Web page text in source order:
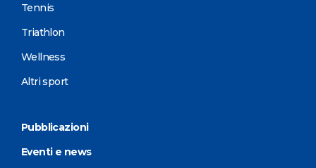
Tennis
Triathlon
Wellness
Altri sport
Pubblicazioni
Eventi e news